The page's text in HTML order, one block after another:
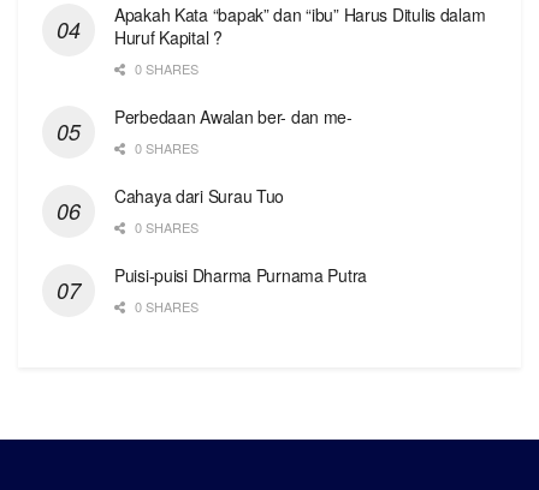
Apakah Kata “bapak” dan “ibu” Harus Ditulis dalam
Huruf Kapital ?
0 SHARES
Perbedaan Awalan ber- dan me-
0 SHARES
Cahaya dari Surau Tuo
0 SHARES
Puisi-puisi Dharma Purnama Putra
0 SHARES